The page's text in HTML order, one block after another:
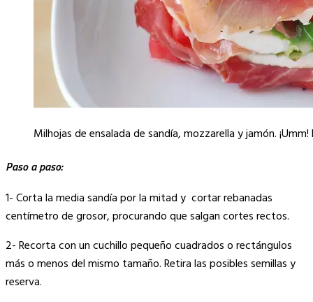
Milhojas de ensalada de sandía, mozzarella y jamón.
Paso a paso:
1- Corta la media sandía por la mitad y cortar rebanadas
centímetro de grosor, procurando que salgan cortes rectos.
2- Recorta con un cuchillo pequeño cuadrados o rectángulos
más o menos del mismo tamaño. Retira las posibles semillas y
reserva.